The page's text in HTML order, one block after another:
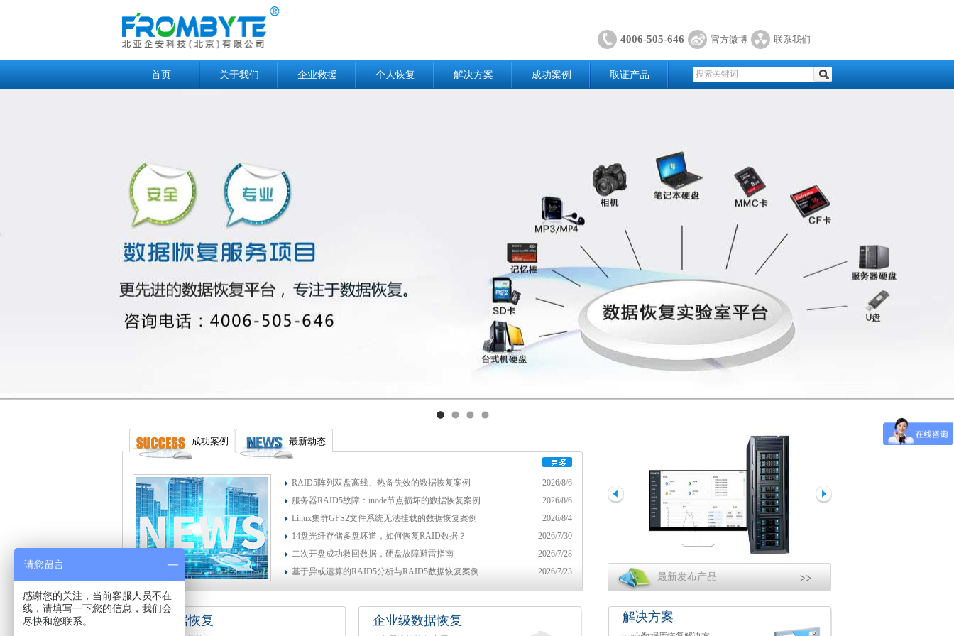
4006-505-646 官方微博 联系我们
首页 关于我们 企业救援 个人恢复 解决方案 成功案例 取证产品
成功案例 最新动态
RAID5阵列双盘离线、热备失效的数据恢复案例
2026/8/6
服务器RAID5故障：inode节点损坏的数据恢复案例
2026/8/6
Linux集群GFS2文件系统无法挂载的数据恢复案例
2026/8/4
14盘光纤存储多盘坏道，如何恢复RAID数据？
2026/7/30
二次开盘成功救回数据，硬盘故障避雷指南
2026/7/28
基于异或运算的RAID5分析与RAID5数据恢复案例
2026/7/23
个人数据恢复 企业级数据恢复
最新发布产品
解决方案
请您留言
感谢您的关注，当前客服人员不在
线，请填写一下您的信息，我们会
尽快和您联系。